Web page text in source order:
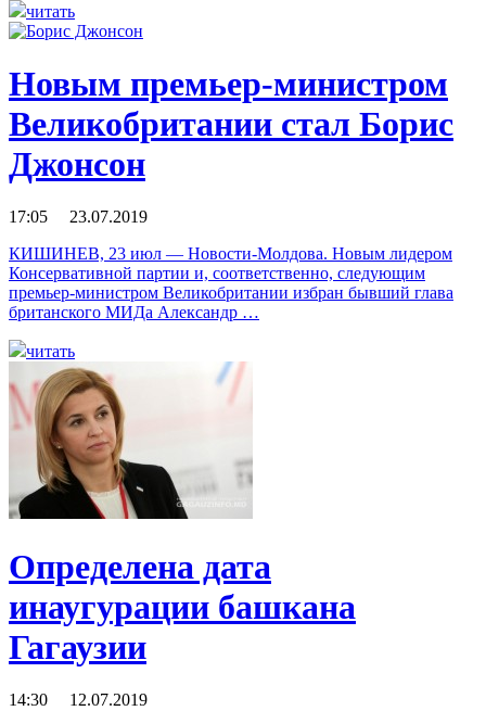
читать
Новым премьер-министром
Великобритании стал Борис
Джонсон
17:05 23.07.2019
КИШИНЕВ, 23 июл — Новости-Молдова. Новым лидером
Консервативной партии и, соответственно, следующим
премьер-министром Великобритании избран бывший глава
британского МИДа Александр …
читать
Определена дата
инаугурации башкана
Гагаузии
14:30 12.07.2019